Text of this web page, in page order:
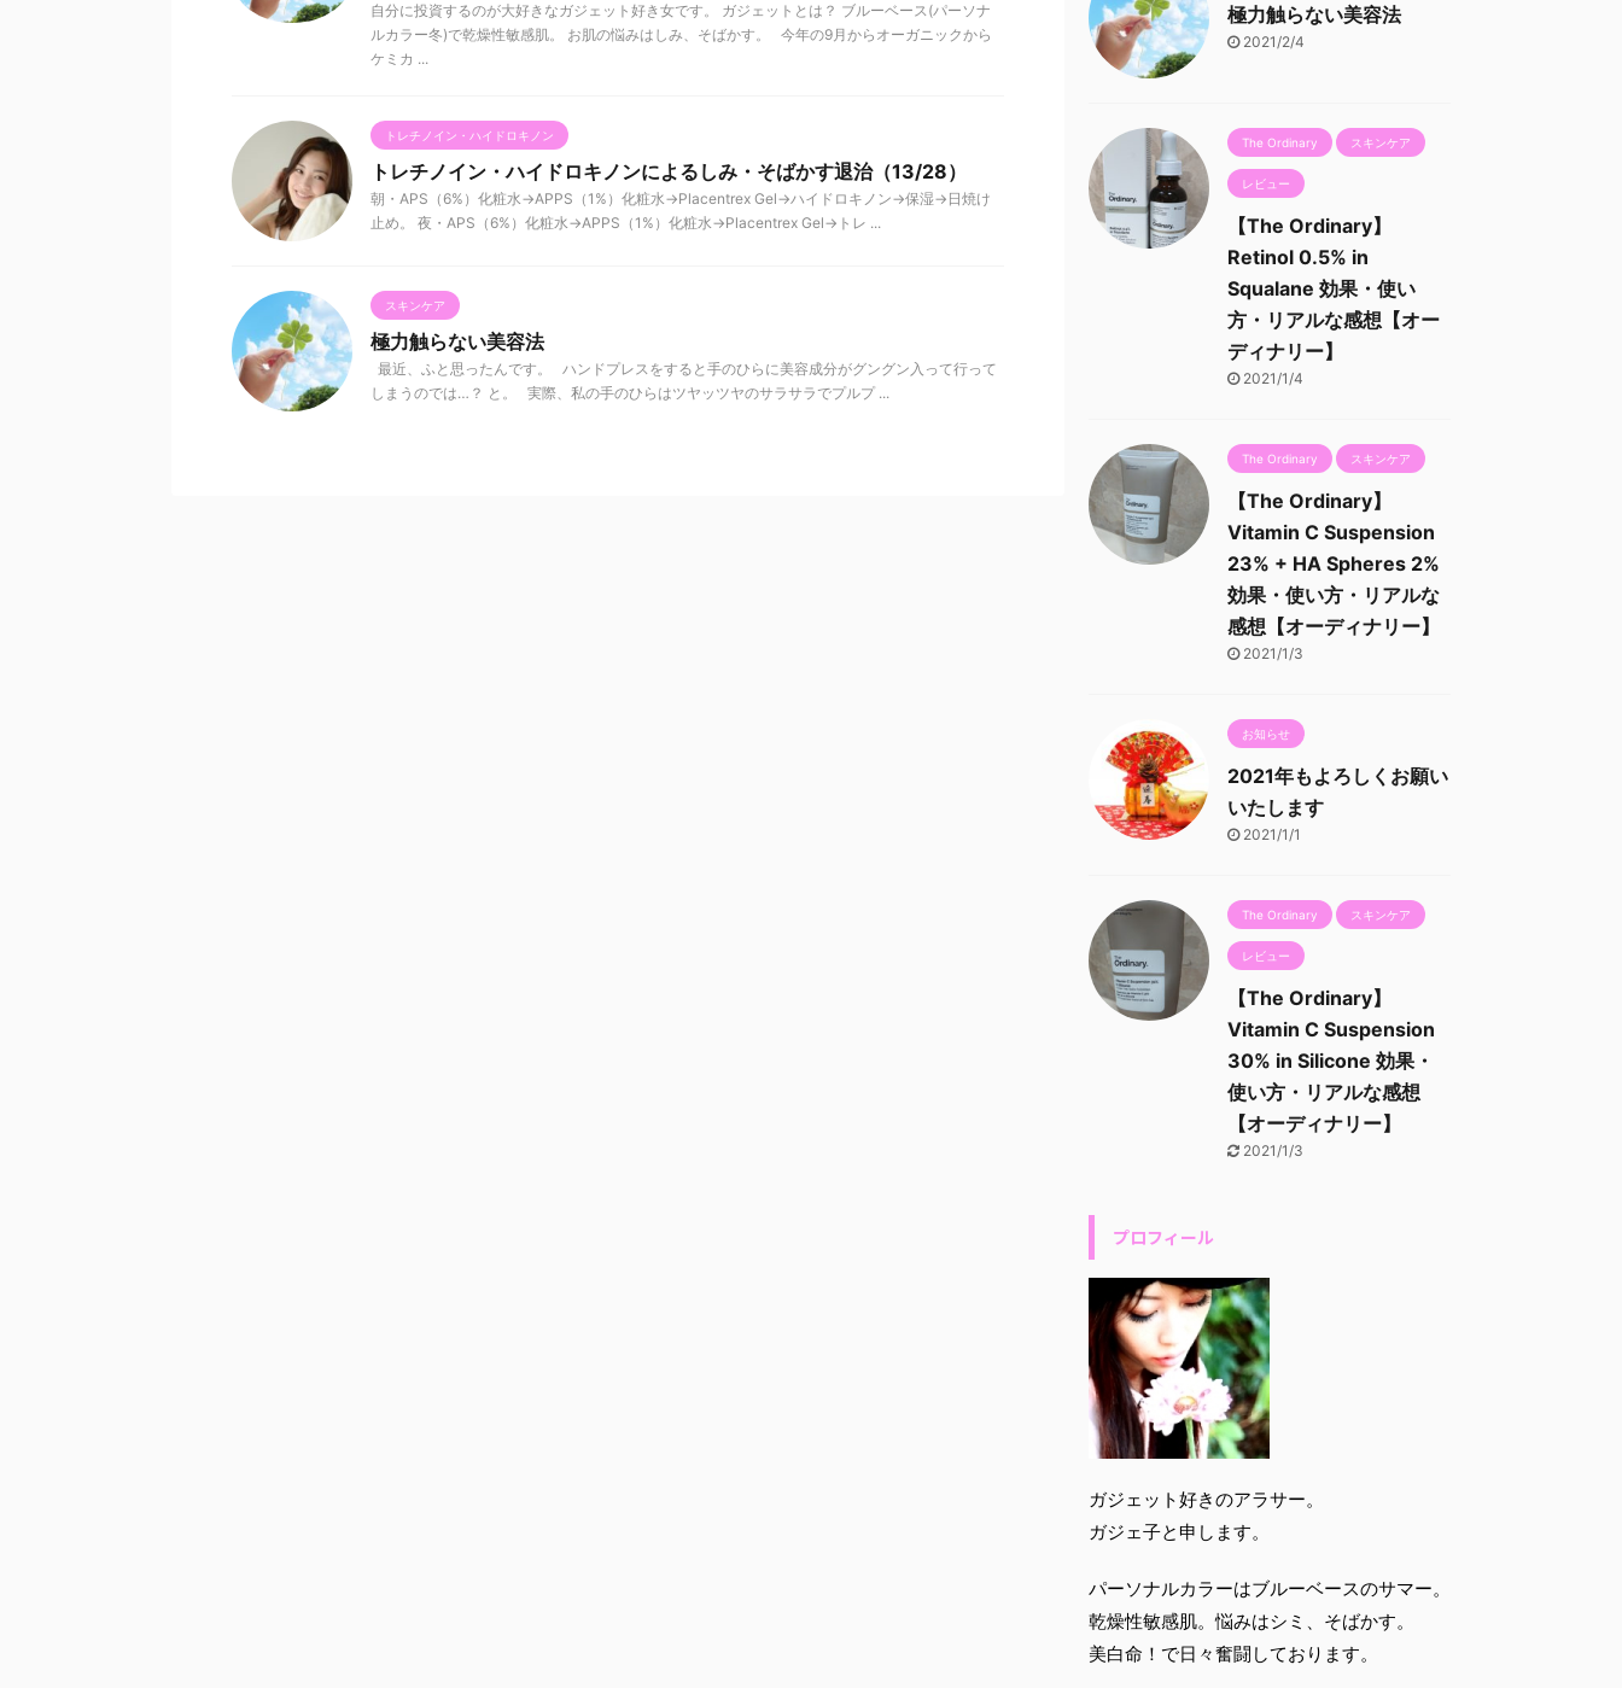
自分に投資するのが大好きなガジェット好き女です。 ガジェットとは？ ブルーベース(パーソナ
ルカラー冬)で乾燥性敏感肌。 お肌の悩みはしみ、そばかす。 今年の9月からオーガニックから
ケミカ ...
トレチノイン・ハイドロキノン
トレチノイン・ハイドロキノンによるしみ・そばかす退治（13/28）
朝・APS（6%）化粧水→APPS（1%）化粧水→Placentrex Gel→ハイドロキノン→保湿→日焼け
止め。 夜・APS（6%）化粧水→APPS（1%）化粧水→Placentrex Gel→トレ ...
スキンケア
極力触らない美容法
最近、ふと思ったんです。 ハンドプレスをすると手のひらに美容成分がグングン入って行って
しまうのでは…？ と。 実際、私の手のひらはツヤッツヤのサラサラでプルプ ...
極力触らない美容法
2021/2/4
The Ordinary スキンケア
レビュー
【The Ordinary】
Retinol 0.5% in
Squalane 効果・使い
方・リアルな感想【オー
ディナリー】
2021/1/4
The Ordinary スキンケア
【The Ordinary】
Vitamin C Suspension
23% + HA Spheres 2%
効果・使い方・リアルな
感想【オーディナリー】
2021/1/3
お知らせ
2021年もよろしくお願い
いたします
2021/1/1
The Ordinary スキンケア
レビュー
【The Ordinary】
Vitamin C Suspension
30% in Silicone 効果・
使い方・リアルな感想
【オーディナリー】
2021/1/3
プロフィール
ガジェット好きのアラサー。
ガジェ子と申します。
パーソナルカラーはブルーベースのサマー。
乾燥性敏感肌。悩みはシミ、そばかす。
美白命！で日々奮闘しております。